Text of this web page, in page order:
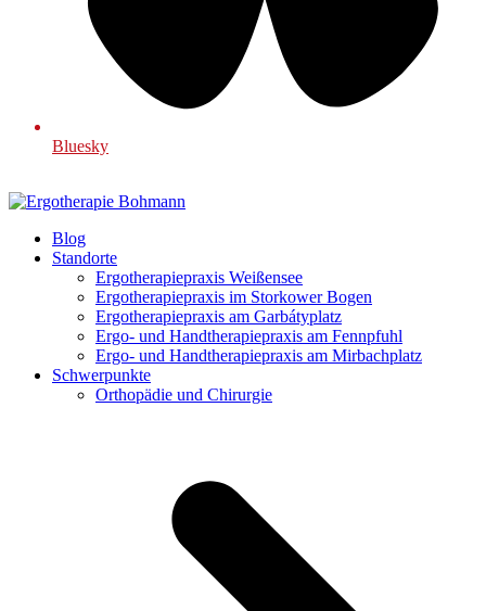
Bluesky
Blog
Standorte
Ergotherapiepraxis Weißensee
Ergotherapiepraxis im Storkower Bogen
Ergotherapiepraxis am Garbátyplatz
Ergo- und Handtherapiepraxis am Fennpfuhl
Ergo- und Handtherapiepraxis am Mirbachplatz
Schwerpunkte
Orthopädie und Chirurgie